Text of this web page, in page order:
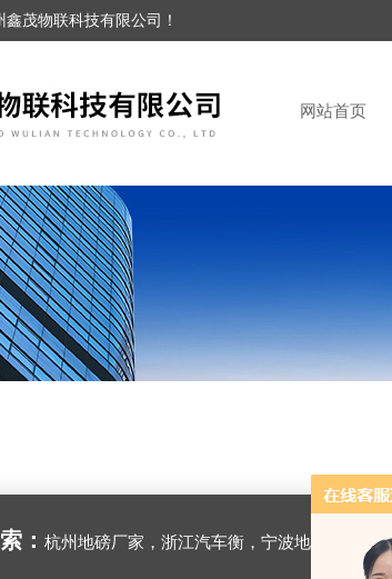
茂物联科技有限公司！
网站首页
： 杭州地磅厂家，浙江汽车衡，宁波地磅价格，浙江地磅维